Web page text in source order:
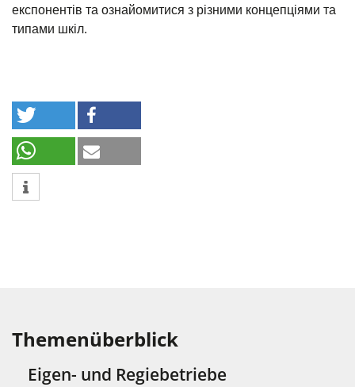
експонентів та ознайомитися з різними концепціями та
типами шкіл.
Themenüberblick
Eigen- und Regiebetriebe